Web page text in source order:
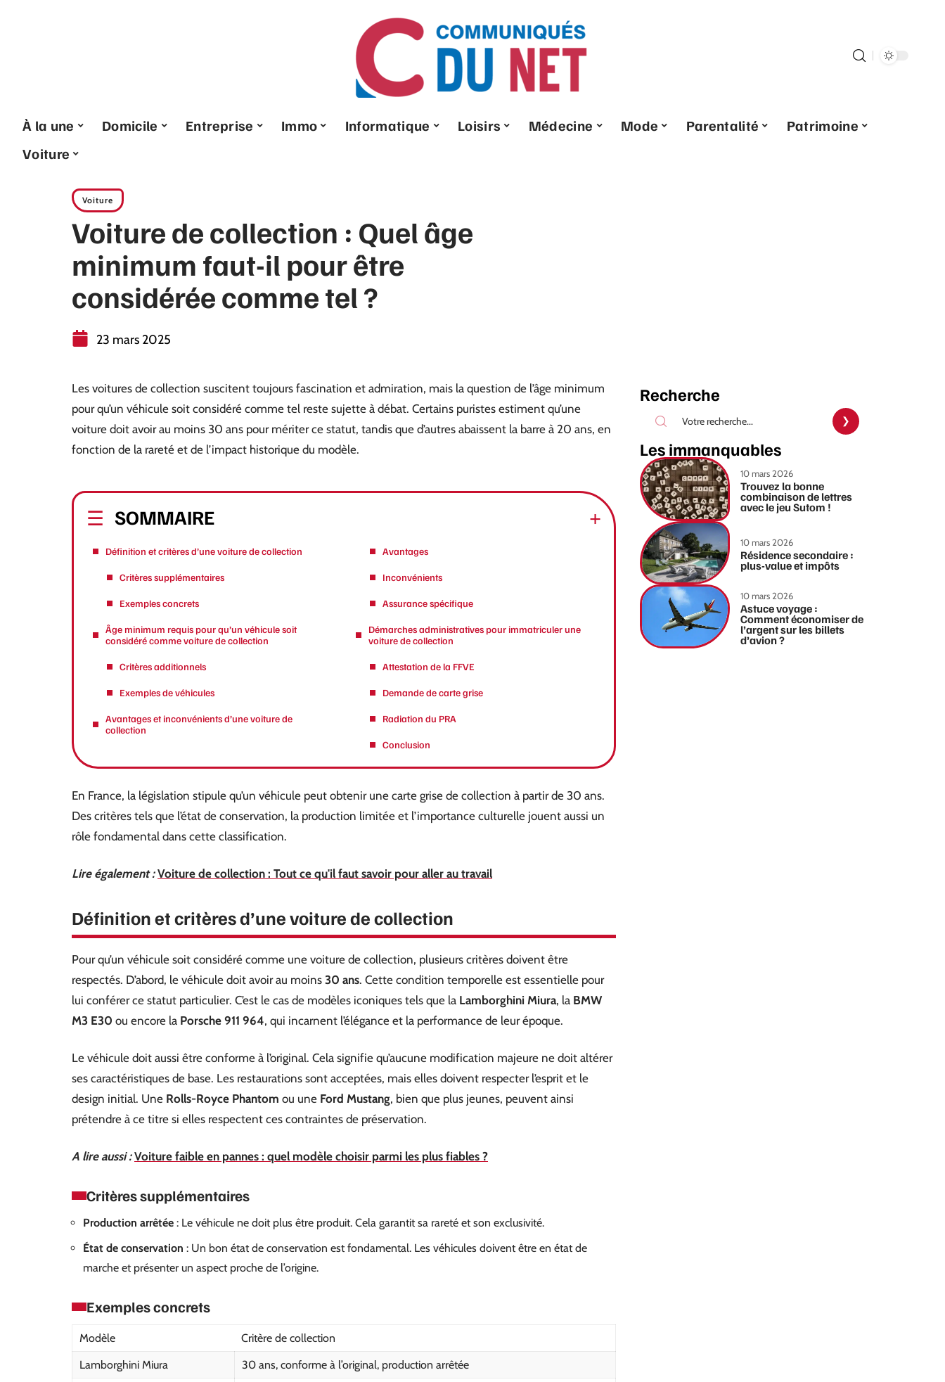
À la une Domicile Entreprise Immo Informatique Loisirs Médecine Mode Parentalité
Patrimoine
Voiture
Voiture
Voiture de collection : Quel âge
minimum faut-il pour être
considérée comme tel ?
23 mars 2025
Les voitures de collection suscitent toujours fascination et admiration, mais la question de l’âge minimum
pour qu’un véhicule soit considéré comme tel reste sujette à débat. Certains puristes estiment qu’une
voiture doit avoir au moins 30 ans pour mériter ce statut, tandis que d’autres abaissent la barre à 20 ans, en
fonction de la rareté et de l’impact historique du modèle.
SOMMAIRE
Définition et critères d’une voiture de collection
Critères supplémentaires
Exemples concrets
Âge minimum requis pour qu’un véhicule soit
considéré comme voiture de collection
Critères additionnels
Exemples de véhicules
Avantages et inconvénients d’une voiture de
collection
Avantages
Inconvénients
Assurance spécifique
Démarches administratives pour immatriculer une
voiture de collection
Attestation de la FFVE
Demande de carte grise
Radiation du PRA
Conclusion
En France, la législation stipule qu’un véhicule peut obtenir une carte grise de collection à partir de 30 ans.
Des critères tels que l’état de conservation, la production limitée et l’importance culturelle jouent aussi un
rôle fondamental dans cette classification.
Lire également : Voiture de collection : Tout ce qu'il faut savoir pour aller au travail
Définition et critères d’une voiture de collection
Pour qu’un véhicule soit considéré comme une voiture de collection, plusieurs critères doivent être
respectés. D’abord, le véhicule doit avoir au moins 30 ans. Cette condition temporelle est essentielle pour
lui conférer ce statut particulier. C’est le cas de modèles iconiques tels que la Lamborghini Miura, la BMW
M3 E30 ou encore la Porsche 911 964, qui incarnent l’élégance et la performance de leur époque.
Le véhicule doit aussi être conforme à l’original. Cela signifie qu’aucune modification majeure ne doit altérer
ses caractéristiques de base. Les restaurations sont acceptées, mais elles doivent respecter l’esprit et le
design initial. Une Rolls-Royce Phantom ou une Ford Mustang, bien que plus jeunes, peuvent ainsi
prétendre à ce titre si elles respectent ces contraintes de préservation.
A lire aussi : Voiture faible en pannes : quel modèle choisir parmi les plus fiables ?
Critères supplémentaires
Production arrêtée : Le véhicule ne doit plus être produit. Cela garantit sa rareté et son exclusivité.
État de conservation : Un bon état de conservation est fondamental. Les véhicules doivent être en état de
marche et présenter un aspect proche de l’origine.
Exemples concrets
Modèle
Critère de collection
Lamborghini Miura
30 ans, conforme à l’original, production arrêtée
Recherche
Les immanquables
10 mars 2026
Trouvez la bonne
combinaison de lettres
avec le jeu Sutom !
10 mars 2026
Résidence secondaire :
plus-value et impôts
10 mars 2026
Astuce voyage :
Comment économiser de
l’argent sur les billets
d’avion ?